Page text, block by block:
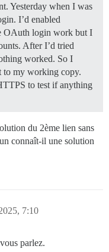
Yesterday when I was
I’d enabled
OAuth login work but I
After I’d tried
worked. So I
to my working copy.
to test if anything
du 2ème lien sans
connaît-il une solution
7:10
parlez.